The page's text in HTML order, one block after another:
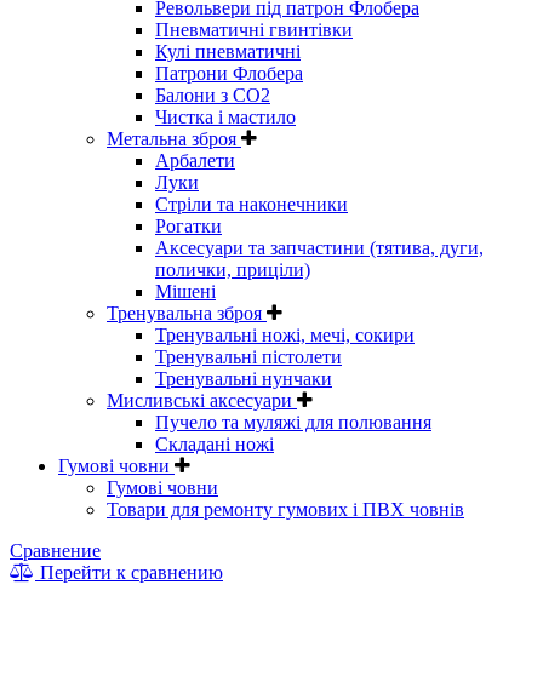
Револьвери під патрон Флобера
Пневматичні гвинтівки
Кулі пневматичні
Патрони Флобера
Балони з CO2
Чистка і мастило
Метальна зброя
Арбалети
Луки
Стріли та наконечники
Рогатки
Аксесуари та запчастини (тятива, дуги,
полички, приціли)
Мішені
Тренувальна зброя
Тренувальні ножі, мечі, сокири
Тренувальні пістолети
Тренувальні нунчаки
Мисливські аксесуари
Пучело та муляжі для полювання
Складані ножі
Гумові човни
Гумові човни
Товари для ремонту гумових і ПВХ човнів
Сравнение
Перейти к сравнению